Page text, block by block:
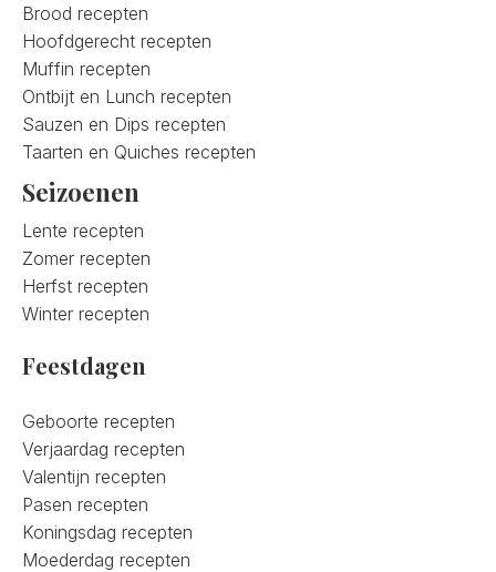
Brood recepten
Hoofdgerecht recepten
Muffin recepten
Ontbijt en Lunch recepten
Sauzen en Dips recepten
Taarten en Quiches recepten
Seizoenen
Lente recepten
Zomer recepten
Herfst recepten
Winter recepten
Feestdagen
Geboorte recepten
Verjaardag recepten
Valentijn recepten
Pasen recepten
Koningsdag recepten
Moederdag recepten